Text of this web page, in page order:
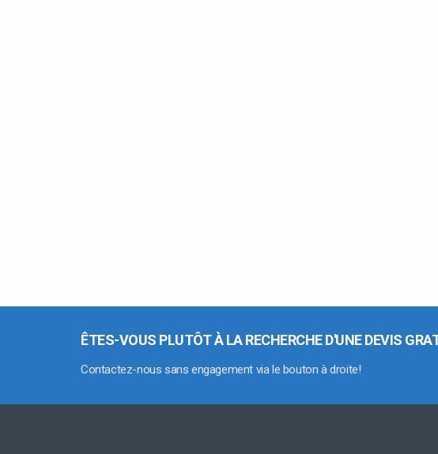
ÊTES-VOUS PLUTÔT À LA RECHERCHE D'UNE DEVIS
Contactez-nous sans engagement via le bouton à droite!